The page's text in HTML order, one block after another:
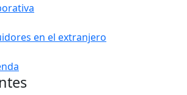
en el extranjero